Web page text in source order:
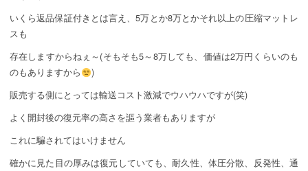
いくら返品保証付きとは言え、5万とか8万とかそれ以上の圧縮マットレ
スも
存在しますからねぇ～(そもそも5～8万しても、価値は2万円くらいのも
のもありますから
)
販売する側にとっては輸送コスト激減でウハウハですが(笑)
よく開封後の復元率の高さを謳う業者もありますが
これに騙されてはいけません
確かに見た目の厚みは復元していても、耐久性、体圧分散、反発性、通